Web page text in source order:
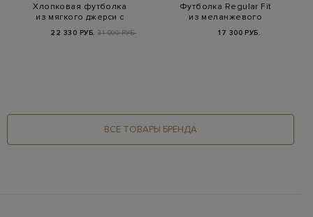
Хлопковая футболка
из мягкого джерси с
22 330 РУБ. 31 900 РУБ.
Футболка Regular Fit
из меланжевого
17 300 РУБ.
ВСЕ ТОВАРЫ БРЕНДА